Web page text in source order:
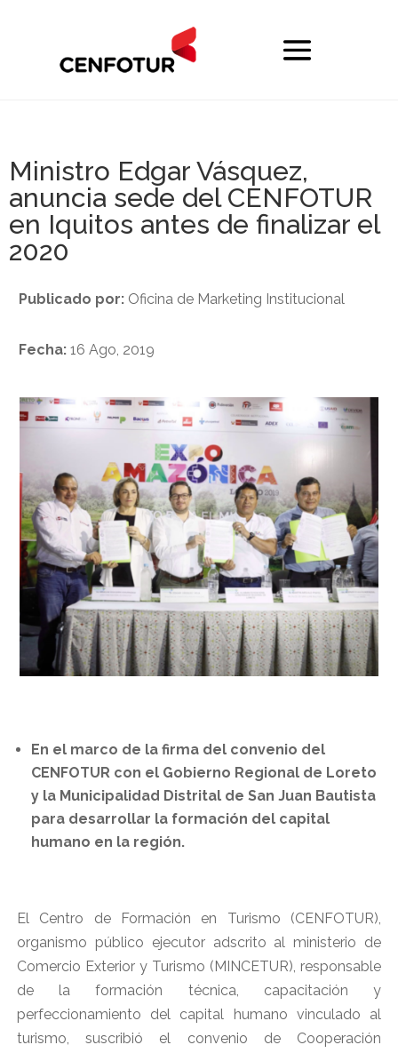
Ministro Edgar Vásquez,
anuncia sede del CENFOTUR
en Iquitos antes de finalizar el
2020
Publicado por: Oficina de Marketing Institucional
Fecha:16 Ago, 2019
En el marco de la firma del convenio del
CENFOTUR con el Gobierno Regional de Loreto
y la Municipalidad Distrital de San Juan Bautista
para desarrollar la formación del capital
humano en la región.
El Centro de Formación en Turismo (CENFOTUR),
organismo público ejecutor adscrito al ministerio de
Comercio Exterior y Turismo (MINCETUR), responsable
de la formación técnica, capacitación y
perfeccionamiento del capital humano vinculado al
turismo, suscribió el convenio de Cooperación